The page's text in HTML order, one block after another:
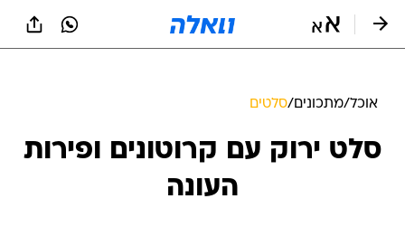
אוכל/מתכונים/סלטים
סלט ירוק עם קרוטונים ופירות
העונה